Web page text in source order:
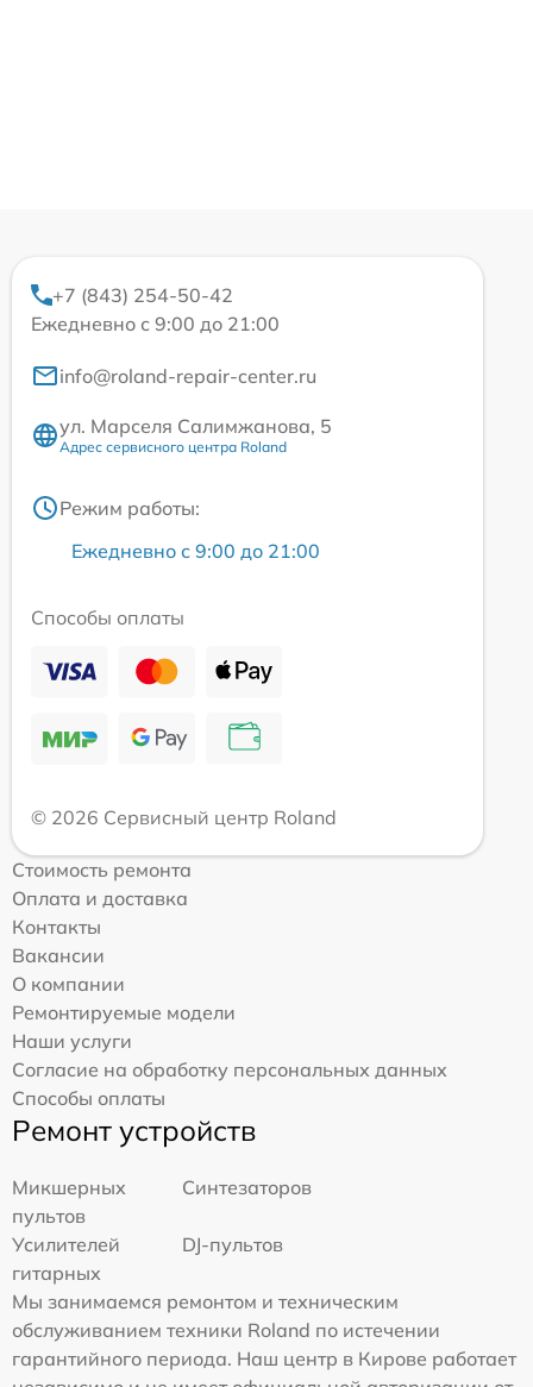
+7 (843) 254-50-42
Ежедневно с 9:00 до 21:00
info@roland-repair-center.ru
ул. Марселя Салимжанова, 5
Адрес сервисного центра Roland
Режим работы:
Ежедневно с 9:00 до 21:00
Способы оплаты
© 2026 Сервисный центр Roland
Стоимость ремонта
Оплата и доставка
Контакты
Вакансии
О компании
Ремонтируемые модели
Наши услуги
Согласие на обработку персональных данных
Способы оплаты
Ремонт устройств
Микшерных
пультов
Синтезаторов
Усилителей
гитарных
DJ-пультов
Мы занимаемся ремонтом и техническим
обслуживанием техники Roland по истечении
гарантийного периода. Наш центр в Кирове работает